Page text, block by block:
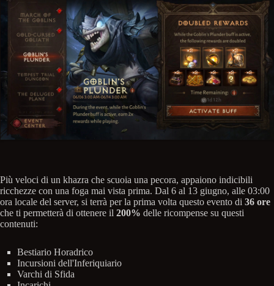
Più veloci di un khazra che scuoia una pecora, appaiono indicibili
ricchezze con una foga mai vista prima. Dal 6 al 13 giugno, alle 03:00
ora locale del server, si terrà per la prima volta questo evento di 36 ore
che ti permetterà di ottenere il 200% delle ricompense su questi
contenuti:
Bestiario Horadrico
Incursioni dell'Inferiquiario
Varchi di Sfida